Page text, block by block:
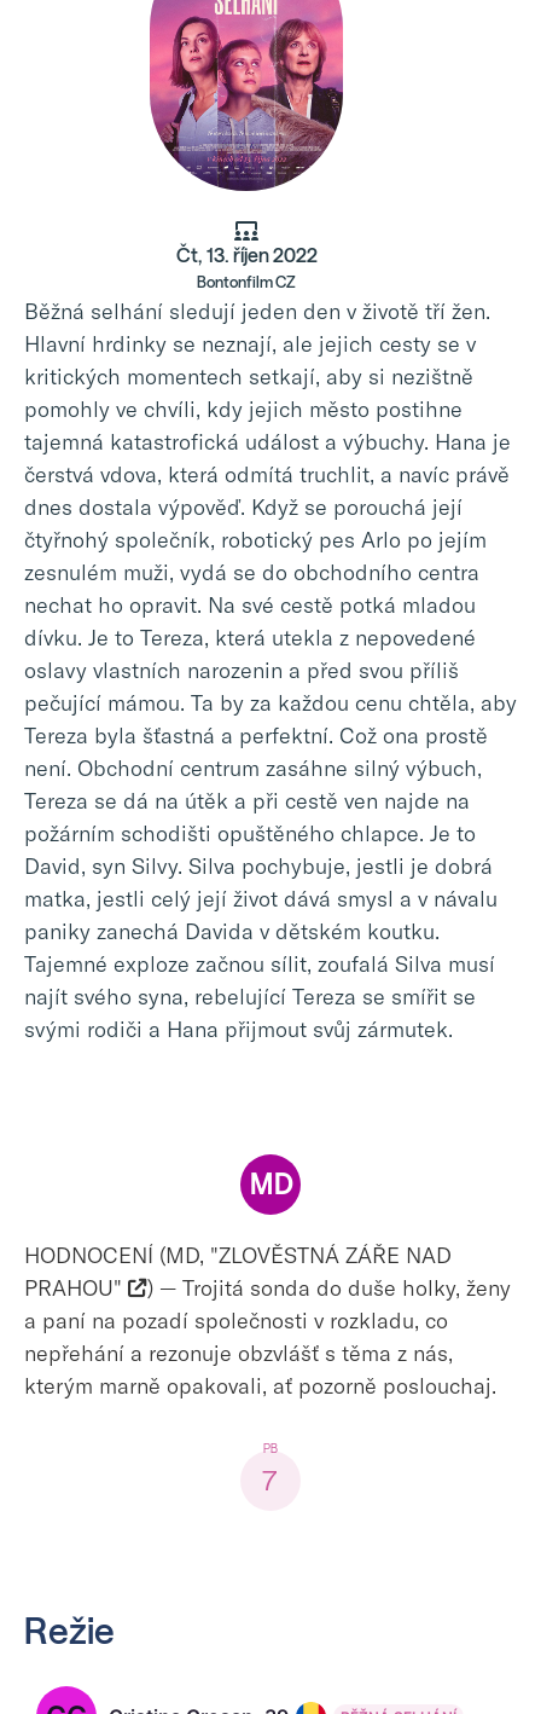
Čt, 13. říjen 2022
Bontonfilm CZ
Běžná selhání sledují jeden den v životě tří žen.
Hlavní hrdinky se neznají, ale jejich cesty se v
kritických momentech setkají, aby si nezištně
pomohly ve chvíli, kdy jejich město postihne
tajemná katastrofická událost a výbuchy. Hana je
čerstvá vdova, která odmítá truchlit, a navíc právě
dnes dostala výpověď. Když se porouchá její
čtyřnohý společník, robotický pes Arlo po jejím
zesnulém muži, vydá se do obchodního centra
nechat ho opravit. Na své cestě potká mladou
dívku. Je to Tereza, která utekla z nepovedené
oslavy vlastních narozenin a před svou příliš
pečující mámou. Ta by za každou cenu chtěla, aby
Tereza byla šťastná a perfektní. Což ona prostě
není. Obchodní centrum zasáhne silný výbuch,
Tereza se dá na útěk a při cestě ven najde na
požárním schodišti opuštěného chlapce. Je to
David, syn Silvy. Silva pochybuje, jestli je dobrá
matka, jestli celý její život dává smysl a v návalu
paniky zanechá Davida v dětském koutku.
Tajemné exploze začnou sílit, zoufalá Silva musí
najít svého syna, rebelující Tereza se smířit se
svými rodiči a Hana přijmout svůj zármutek.
MD
HODNOCENÍ (MD, "ZLOVĚSTNÁ ZÁŘE NAD
PRAHOU"
) — Trojitá sonda do duše holky, ženy
a paní na pozadí společnosti v rozkladu, co
nepřehání a rezonuje obzvlášť s těma z nás,
kterým marně opakovali, ať pozorně poslouchaj.
7
Režie